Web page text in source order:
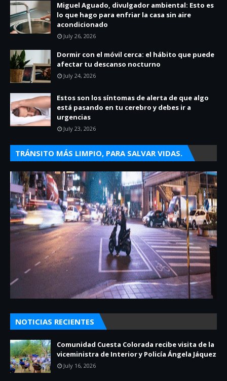
Miguel Aguado, divulgador ambiental: Esto es
lo que hago para enfriar la casa sin aire
acondicionado
July 26, 2026
Dormir con el móvil cerca: el hábito que puede
afectar tu descanso nocturno
July 24, 2026
Estos son los síntomas de alerta de que algo
está pasando en tu cerebro y debes ir a
urgencias
July 23, 2026
TRÁNSITO MÁS LIMPIO, PARA SALVAR VIDAS.
NOTICIAS RECIENTES
Comunidad Cuesta Colorada recibe visita de la
viceministra de Interior y Policía Ángela Jáquez
July 16, 2026